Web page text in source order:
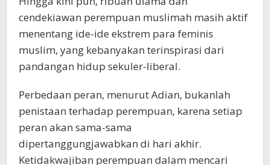
cendekiawan perempuan muslimah masih aktif
menentang ide-ide ekstrem para feminis
muslim, yang kebanyakan terinspirasi dari
pandangan hidup sekuler-liberal.
Perbedaan peran, menurut Adian, bukanlah
penistaan terhadap perempuan, karena setiap
peran akan sama-sama
dipertanggungjawabkan di hari akhir.
Ketidakwajiban perempuan dalam mencari